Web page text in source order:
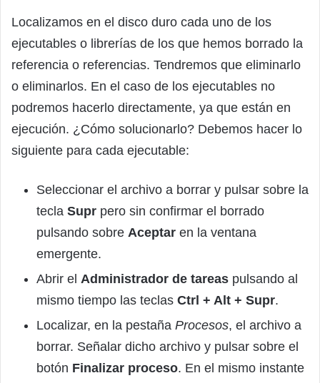
Localizamos en el disco duro cada uno de los
ejecutables o librerías de los que hemos borrado la
referencia o referencias. Tendremos que eliminarlo
o eliminarlos. En el caso de los ejecutables no
podremos hacerlo directamente, ya que están en
ejecución. ¿Cómo solucionarlo? Debemos hacer lo
siguiente para cada ejecutable:
Seleccionar el archivo a borrar y pulsar sobre la
tecla Supr pero sin confirmar el borrado
pulsando sobre Aceptar en la ventana
emergente.
Abrir el Administrador de tareas pulsando al
mismo tiempo las teclas Ctrl + Alt + Supr.
Localizar, en la pestaña Procesos, el archivo a
borrar. Señalar dicho archivo y pulsar sobre el
botón Finalizar proceso. En el mismo instante